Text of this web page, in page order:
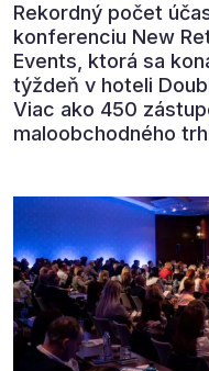
Rekordný počet
konferenciu New
Events, ktorá sa
týždeň v hoteli
Viac ako 450
maloobchodného